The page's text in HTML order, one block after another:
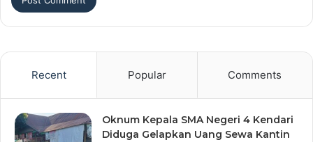
Recent Popular Comments
Oknum Kepala SMA Negeri 4 Kendari
Diduga Gelapkan Uang Sewa Kantin